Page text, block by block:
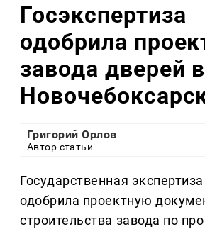
Госэкспертиза
одобрила
завода дверей в
Григорий Орлов
Автор статьи
Государственная
одобрила проектную
строительства завода по